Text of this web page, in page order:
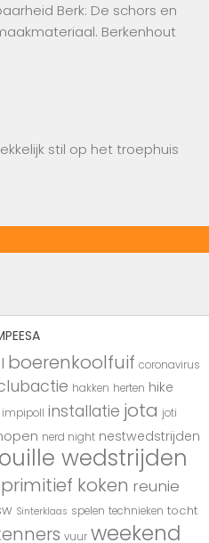
Berk: De schors en
Berkenhout
stil op het troephuis
boerenkoolfuif coronavirus
hakken herten hike
impipoll installatie jota joti
nerd night nestwedstrijden
wedstrijden
primitief koken reunie
Sinterklaas spelen technieken tocht
vuur weekend